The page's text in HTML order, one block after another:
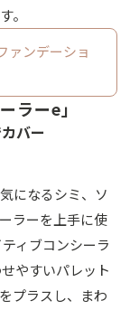
。
ァンデーショ
ラーe」
バー
になるシミ、ソ
ラーを上手に使
ィブコンシーラ
やすいパレット
プラスし、まわ